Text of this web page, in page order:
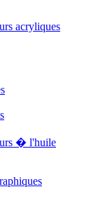
acryliques
� l'huile